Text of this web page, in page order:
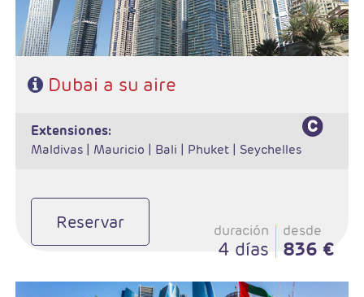
Dubai a su aire
extensiones:
Maldivas | Mauricio | Bali | Phuket | Seychelles
Reservar duración
4 días
desde
836 €